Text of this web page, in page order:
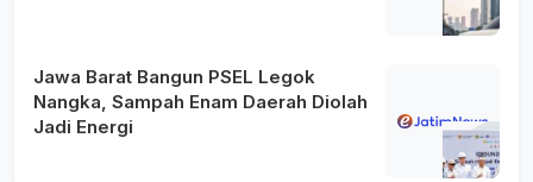
Jawa Barat Bangun PSEL Legok
Nangka, Sampah Enam Daerah Diolah
Jadi Energi